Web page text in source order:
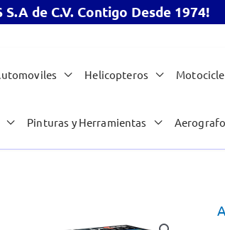
S.A de C.V. Contigo Desde 1974!
Helicopteros
Pinturas y Herramientas